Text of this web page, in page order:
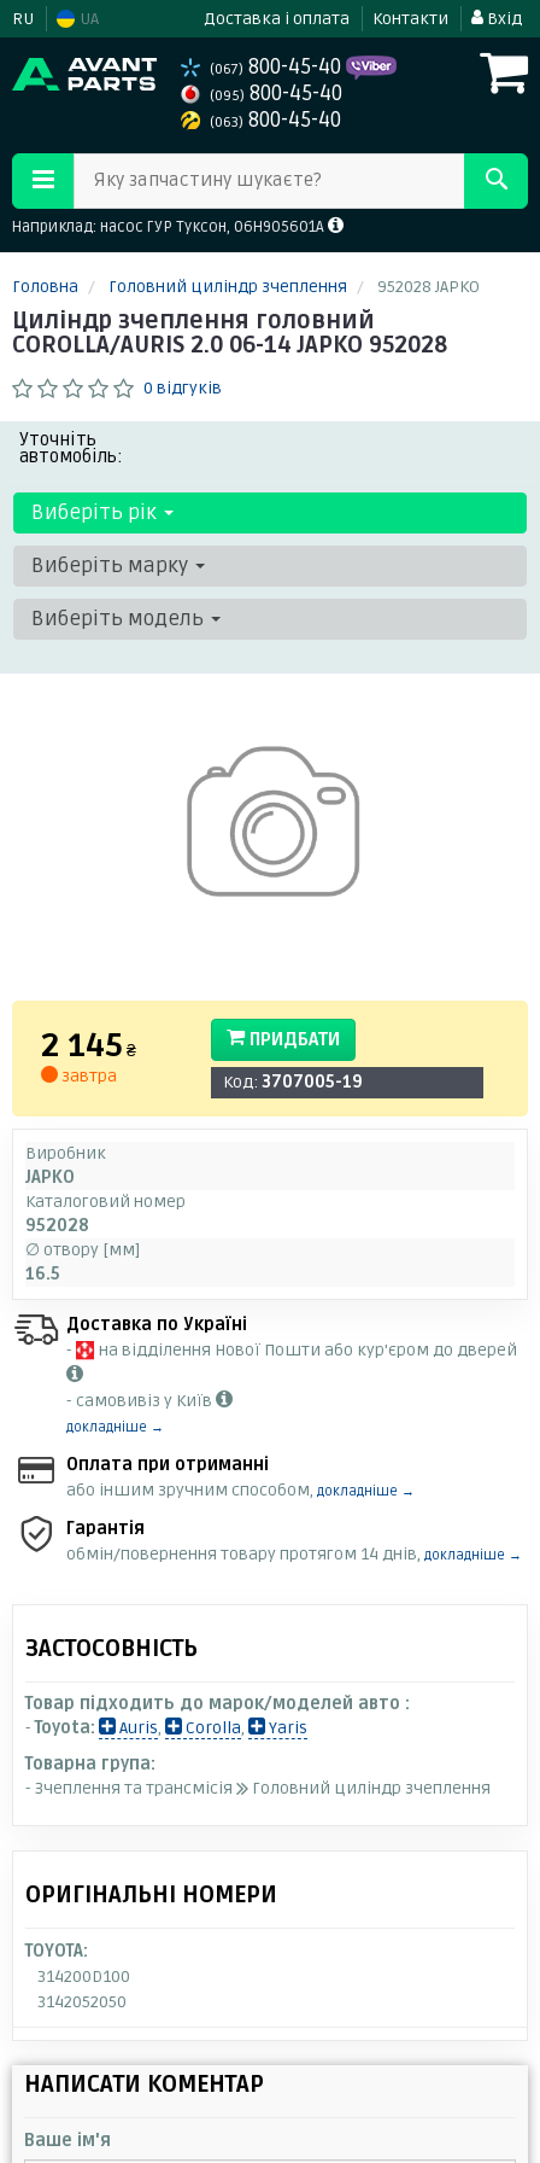
RU UA Доставка і оплата Контакти Вхід
(067) 800-45-40
(095) 800-45-40
(063) 800-45-40
Яку запчастину шукаєте?
Наприклад: насос ГУР Туксон, 06H905601A
Головна Головний циліндр зчеплення 952028 JAPKO
Циліндр зчеплення головний
COROLLA/AURIS 2.0 06-14 JAPKO 952028
0 відгуків
Уточніть
автомобіль:
Виберіть рік
Виберіть марку
Виберіть модель
2 145 ₴
завтра
ПРИДБАТИ
Код: 3707005-19
Виробник
JAPKO
Каталоговий номер
952028
∅ отвору [мм]
16.5
Доставка по Україні
-
на відділення Нової Пошти або кур'єром до дверей
- самовивіз у Київ
докладніше →
Оплата при отриманні
або іншим зручним способом, докладніше →
Гарантія
обмін/повернення товару протягом 14 днів, докладніше →
ЗАСТОСОВНІСТЬ
Товар підходить до марок/моделей авто :
-Toyota: Auris, Corolla,
Yaris
Товарна група:
- Зчеплення та трансмісія
Головний циліндр зчеплення
ОРИГІНАЛЬНІ НОМЕРИ
TOYOTA:
314200D100
3142052050
НАПИСАТИ КОМЕНТАР
Ваше ім'я